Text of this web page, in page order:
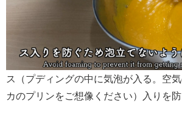
ス（プディングの中に気泡が入る。空
カのプリンをご想像ください）入りを防